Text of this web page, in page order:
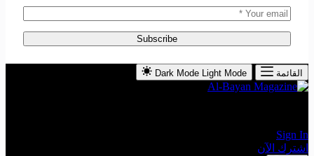
Subscribe
القائمة Dark Mode Light Mode
Sign In
اشترك الآن